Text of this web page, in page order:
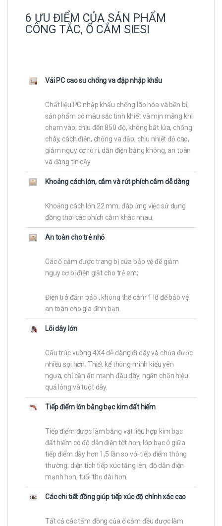
6 ƯU ĐIỂM CỦA SẢN PHẨM
CÔNG TẮC, Ổ CẮM SIESI
Vải PC cao su chống va đập nhập khẩu
Chất liệu PC nhập khẩu chống lão hóa và bền bỉ;
sản phẩm có màu sắc tinh khiết và mịn màng khi
chạm vào; chịu đến 850 độ, không bắt lửa, chống
cháy, cách điện, chống va đập, chịu nhiệt độ cao,
giảm nguy cơ rò rỉ, dẫn điện bằng không, an toàn
và đáng tin cậy.
Khoảng cách lớn, cắm và rút phích cắm dễ dàng
Khoảng cách lớn 22 mm, đáp ứng việc sử dụng
đồng thời các phích cắm khác nhau.
An toàn cho trẻ nhỏ
Các ổ cắm được trang bị cửa bảo vệ để giảm
nguy cơ bị điện giật cho trẻ em;
Điện trở đảm bảo , không thể cắm 1 lỗ để bảo vệ
an toàn cho gia đình bạn.
Lõi dây lớn
Cấu trúc vuông 4X4 dễ dàng đi dây và chứa được
nhiều sợi hơn. Thiết kế thông minh kiểu yên
ngựa, chỉ cần ấn mạnh đầu dây, ngăn chặn hiệu
quả lỏng và tuột dây.
Tiếp điểm lớn bằng bạc kim đất hiếm
Tiếp điểm được làm bằng vật liệu hợp kim bạc
đất hiếm có độ dẫn điện tốt hơn, lớp bạc ở giữa
tiếp điểm dày hơn 1,5 lần so với tiếp điểm thông
thường; diện tích tiếp xúc tăng lên, độ dẫn điện
mạnh hơn, tuổi thọ dài hơn.
Các chi tiết đồng giúp tiếp xúc độ chính xác cao
Tất cả các tấm đồng của ổ cắm đều được làm